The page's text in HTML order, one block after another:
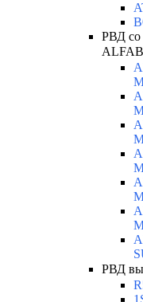
РВД со
РВД